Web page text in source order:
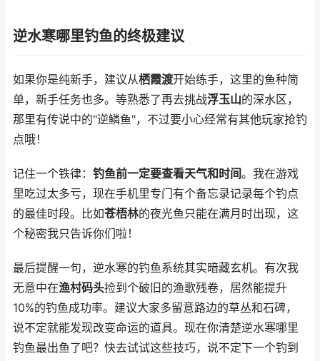
逆水寒哪里钓鱼的终极建议
如果你是纯新手，建议从栖霞渡开始练手，这里的鱼种简
单，新手任务也多。等熟悉了再去挑战浮玉山的深水区，
那里有传说中的"逆鳞鱼"，不过要小心经常有其他玩家抢钓
点哦！
记住一个铁律： 钓鱼前一定要查看天气和时间。我在游戏
里吃过太多亏，现在手机里专门有个备忘录记录每个钓点
的最佳时段。比如苍梧林的夜光鱼只能在满月时出现，这
个秘密我只告诉你们啦！
最后提醒一句，逆水寒的钓鱼系统其实暗藏玄机。有次我
无意中在渔村码头捡到个破旧的渔歌残卷，居然能提升
10%的钓鱼成功率。建议大家多留意路边的草丛和石碑，
说不定就能发现改变命运的道具。现在你清楚逆水寒哪里
钓鱼最出鱼了吧？快去试试这些技巧，说不定下一个钓到